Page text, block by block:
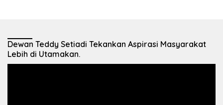
Dewan Teddy Setiadi Tekankan Aspirasi Masyarakat
Lebih di Utamakan.